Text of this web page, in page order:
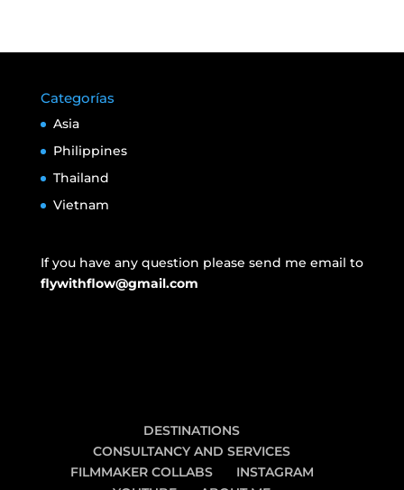
Categorías
Asia
Philippines
Thailand
Vietnam
If you have any question please send me email to
flywithflow@gmail.com
DESTINATIONS
CONSULTANCY AND SERVICES
FILMMAKER COLLABS
INSTAGRAM